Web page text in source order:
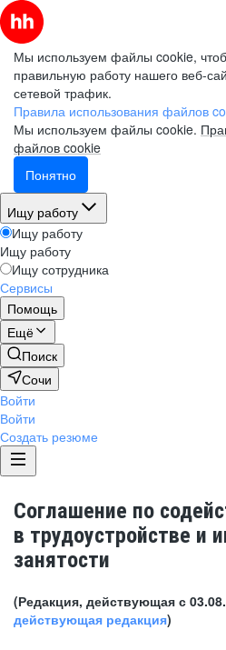
Мы используем файлы cookie,
правильную работу нашего веб-
сетевой трафик.
Правила использования файлов
Мы используем файлы cookie.
файлов cookie
Понятно
Ищу работу
Ищу работу
Ищу работу
Ищу сотрудника
Сервисы
Помощь
Ещё
Поиск
Сочи
Войти
Войти
Создать резюме
Соглашение по
в трудоустройстве и
занятости
(Редакция, действующая с
действующая редакция)